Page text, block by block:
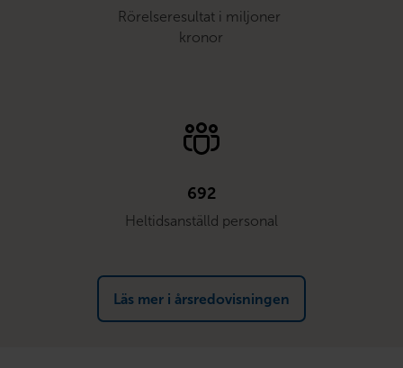
Rörelseresultat i miljoner
kronor
692
Heltidsanställd personal
Läs mer i årsredovisningen